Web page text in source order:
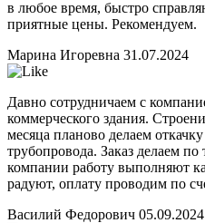
в любое время, быстро
приятные цены. Рекомендуем.
Марина Игоревна 31.07.2024
Давно сотрудничаем с
коммерческого здания.
месяца планово делаем
трубопровода. Заказ делаем
компании работу выполняют
радуют, оплату проводим по
Василий Федорович 05.09.2024